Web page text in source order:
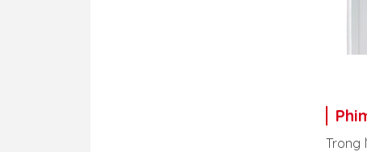
Trong